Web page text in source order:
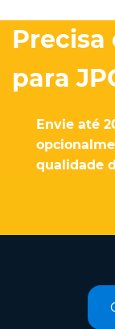
Precisa
para
Envie até
qualidade